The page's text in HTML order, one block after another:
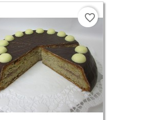
favorite_border